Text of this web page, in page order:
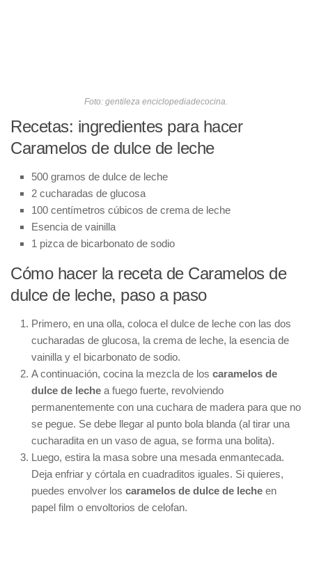
Foto: gentileza enciclopediadecocina.
Recetas: ingredientes para hacer
Caramelos de dulce de leche
500 gramos de dulce de leche
2 cucharadas de glucosa
100 centímetros cúbicos de crema de leche
Esencia de vainilla
1 pizca de bicarbonato de sodio
Cómo hacer la receta de Caramelos de
dulce de leche, paso a paso
Primero, en una olla, coloca el dulce de leche con las dos
cucharadas de glucosa, la crema de leche, la esencia de
vainilla y el bicarbonato de sodio.
A continuación, cocina la mezcla de los caramelos de
dulce de leche a fuego fuerte, revolviendo
permanentemente con una cuchara de madera para que no
se pegue. Se debe llegar al punto bola blanda (al tirar una
cucharadita en un vaso de agua, se forma una bolita).
Luego, estira la masa sobre una mesada enmantecada.
Deja enfriar y córtala en cuadraditos iguales. Si quieres,
puedes envolver los caramelos de dulce de leche en
papel film o envoltorios de celofan.